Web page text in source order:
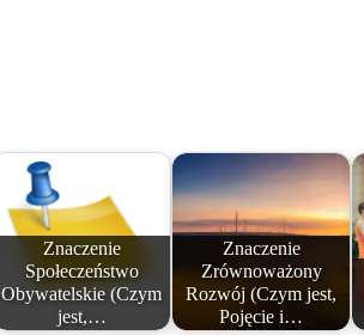
Znaczenie
Społeczeństwo
Obywatelskie (Czym
jest,…
Znaczenie
Zrównoważony
Rozwój (Czym jest,
Pojęcie i…